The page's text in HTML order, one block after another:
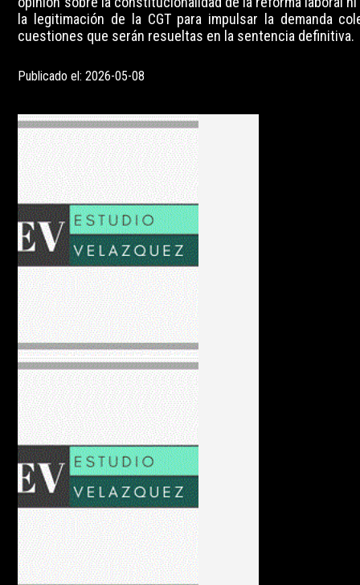
la legitimación de la CGT para impulsar la demanda
cuestiones que serán resueltas en la sentencia definitiva.
Publicado el: 2026-05-08